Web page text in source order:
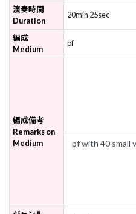
演奏時間
Duration
20min 25sec
編成
Medium
pf
編成備考
Remarks on
Medium